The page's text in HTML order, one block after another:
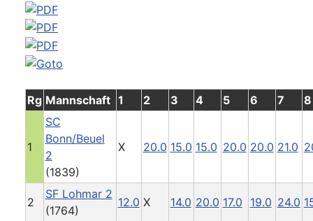
Rg Mannschaft 1 2 3 4 5 6 7 8
1
SC
Bonn/Beuel
2
(1839)
X 20.0 15.0 15.0 20.0 20.0 21.0
2
SF Lohmar 2
(1764)
12.0 X 14.0 20.0 17.0 19.0 24.0